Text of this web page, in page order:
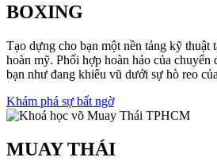
BOXING
Tạo dựng cho bạn một nền tảng kỹ thuật
hoàn mỹ. Phối hợp hoàn hảo của chuyển
bạn như đang khiêu vũ dưới sự hò reo
Khám phá sự bất ngờ
MUAY THÁI